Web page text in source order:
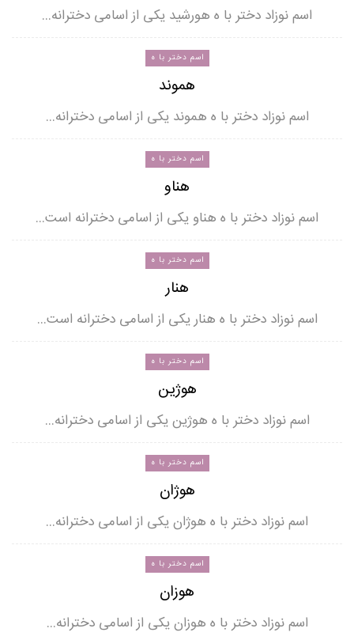
اسم نوزاد دختر با ه هورشید یکی از اسامی دخترانه…
اسم دختر با ه
هموند
اسم نوزاد دختر با ه هموند یکی از اسامی دخترانه…
اسم دختر با ه
هناو
اسم نوزاد دختر با ه هناو یکی از اسامی دخترانه است…
اسم دختر با ه
هنار
اسم نوزاد دختر با ه هنار یکی از اسامی دخترانه است…
اسم دختر با ه
هوژین
اسم نوزاد دختر با ه هوژین یکی از اسامی دخترانه…
اسم دختر با ه
هوژان
اسم نوزاد دختر با ه هوژان یکی از اسامی دخترانه…
اسم دختر با ه
هوزان
اسم نوزاد دختر با ه هوزان یکی از اسامی دخترانه…